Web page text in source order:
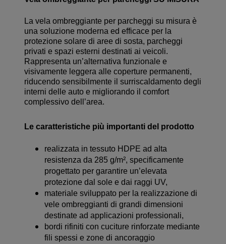
La vela ombreggiante per parcheggi su misura è
una soluzione moderna ed efficace per la
protezione solare di aree di sosta, parcheggi
privati e spazi esterni destinati ai veicoli.
Rappresenta un’alternativa funzionale e
visivamente leggera alle coperture permanenti,
riducendo sensibilmente il surriscaldamento degli
interni delle auto e migliorando il comfort
complessivo dell’area.
Le caratteristiche più importanti del prodotto
realizzata in tessuto HDPE ad alta
resistenza da 285 g/m², specificamente
progettato per garantire un’elevata
protezione dal sole e dai raggi UV,
materiale sviluppato per la realizzazione di
vele ombreggianti di grandi dimensioni
destinate ad applicazioni professionali,
bordi rifiniti con cuciture rinforzate mediante
fili spessi e zone di ancoraggio